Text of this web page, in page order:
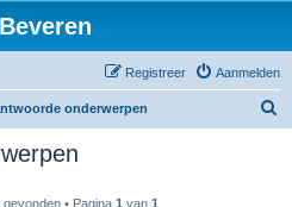
Aanmelden
Registreer
onderwerpen
• Pagina 1 van 1